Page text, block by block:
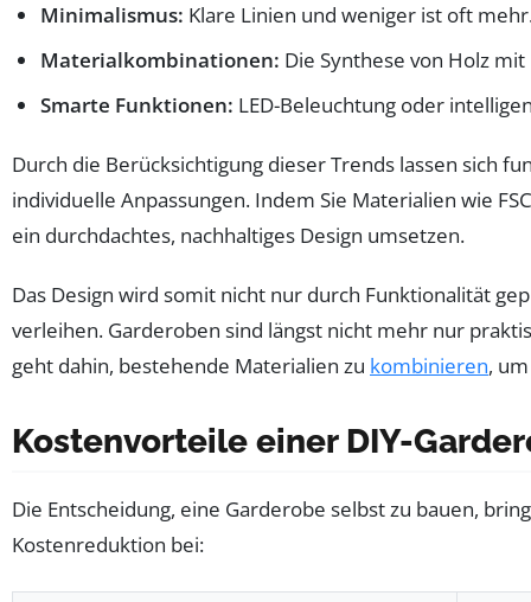
Minimalismus: Klare Linien und weniger ist oft
Materialkombinationen: Die Synthese von Holz
Smarte Funktionen: LED-Beleuchtung oder
Durch die Berücksichtigung dieser Trends lassen sich
individuelle Anpassungen. Indem Sie Materialien wie
ein durchdachtes, nachhaltiges Design umsetzen.
Das Design wird somit nicht nur durch Funktionalität
verleihen. Garderoben sind längst nicht mehr nur
geht dahin, bestehende Materialien zu kombinieren,
Kostenvorteile einer DIY-
Die Entscheidung, eine Garderobe selbst zu bauen,
Kostenreduktion bei: